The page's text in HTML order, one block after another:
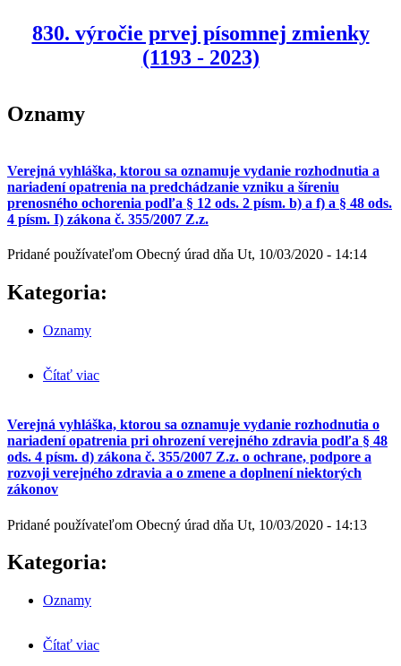
830. výročie prvej písomnej zmienky
(1193 - 2023)
Oznamy
Verejná vyhláška, ktorou sa oznamuje vydanie rozhodnutia a
nariadení opatrenia na predchádzanie vzniku a šíreniu
prenosného ochorenia podľa § 12 ods. 2 písm. b) a f) a § 48 ods.
4 písm. I) zákona č. 355/2007 Z.z.
Pridané používateľom Obecný úrad dňa Ut, 10/03/2020 - 14:14
Kategoria:
Oznamy
Čítať viac
ods. 2 písm. b) a f) a § 48 ods. 4 písm. I) zákona č.
355/2007 Z.z.
Verejná vyhláška, ktorou sa oznamuje vydanie rozhodnutia o
nariadení opatrenia pri ohrození verejného zdravia podľa § 48
ods. 4 písm. d) zákona č. 355/2007 Z.z. o ochrane, podpore a
rozvoji verejného zdravia a o zmene a doplnení niektorých
zákonov
Pridané používateľom Obecný úrad dňa Ut, 10/03/2020 - 14:13
Kategoria:
Oznamy
Čítať viac